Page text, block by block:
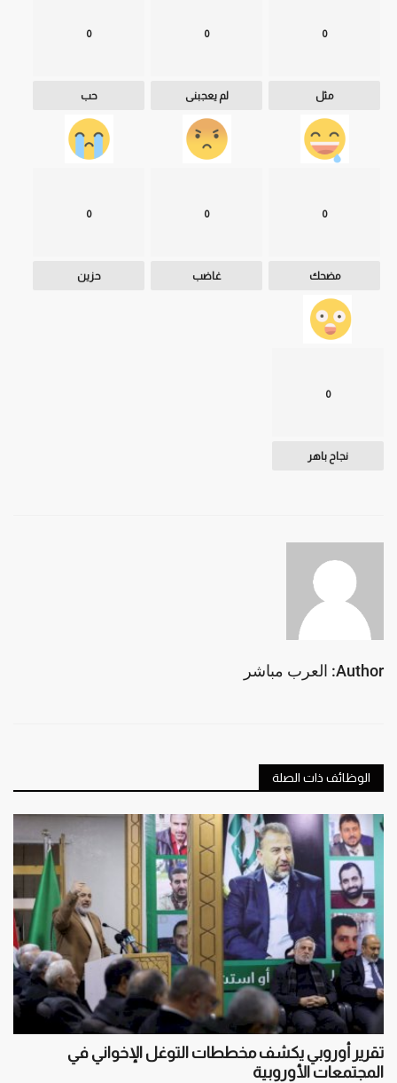
0
مثل
0
لم يعجبنى
0
حب
0
مضحك
0
غاضب
0
حزين
0
نجاح باهر
Author: العرب مباشر
الوظائف ذات الصلة
تقرير أوروبي يكشف مخططات التوغل الإخواني في
المجتمعات الأوروبية